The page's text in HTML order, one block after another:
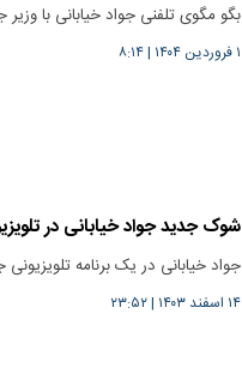
بگو مگوی تلفنی جواد خیابانی با
۱ فروردین ۱۴۰۴ |۸:۱۴
شوک جدید جواد خیابانی در
جواد خیابانی در یک برنامه
۱۴ اسفند ۱۴۰۳ |۲۳:۵۲